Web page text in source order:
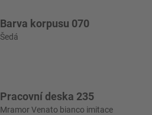
Barva korpusu 070
Šedá
Pracovní deska 235
Mramor Venato bianco imitace